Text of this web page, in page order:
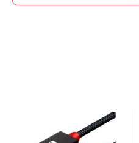
باتری رایگان